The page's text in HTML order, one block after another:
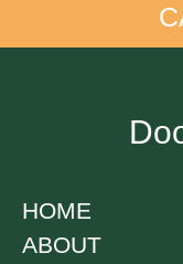
アイム ドラえも
お仕事
HOME
ABOUT